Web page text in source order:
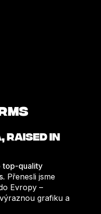
, RAISED IN
top-quality
. Přenesli jsme
Evropy –
grafiku a